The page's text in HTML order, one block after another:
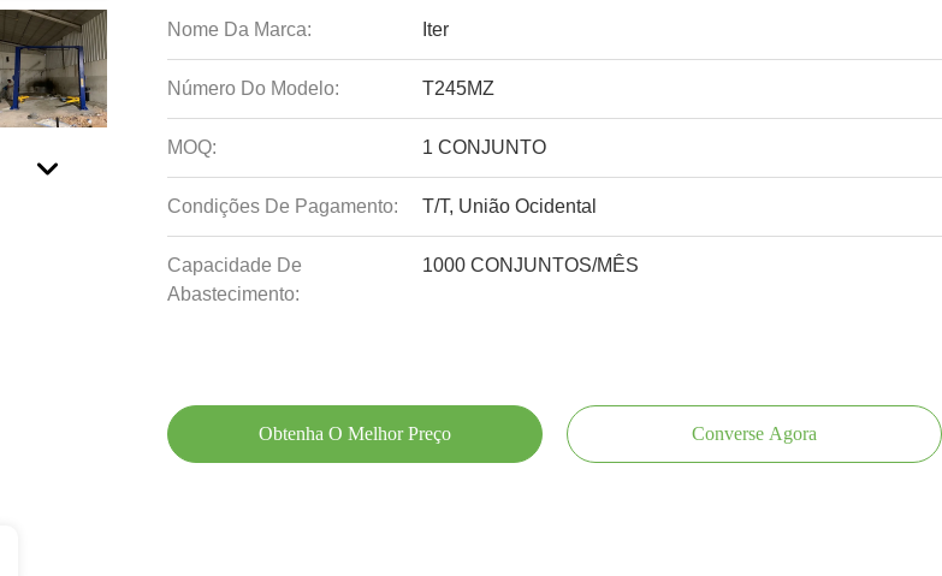
Nome Da Marca: Iter
Número Do Modelo: T245MZ
MOQ: 1 CONJUNTO
Condições De Pagamento: T/T, União Ocidental
Capacidade De
Abastecimento:
1000 CONJUNTOS/MÊS
Obtenha O Melhor Preço Converse Agora